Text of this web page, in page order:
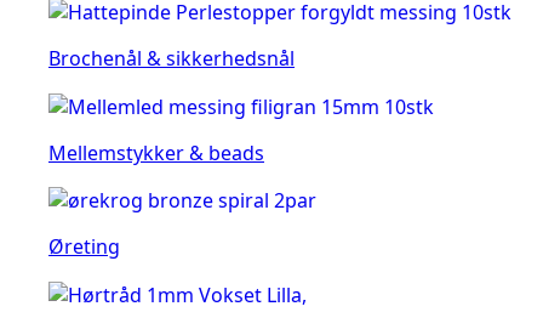
Brochenål & sikkerhedsnål
Mellemstykker & beads
Øreting